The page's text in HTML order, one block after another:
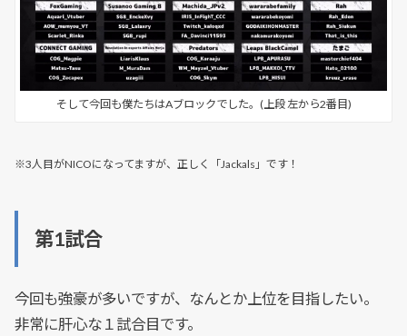
そして今回も僕たちはAブロックでした。(上段 左から2番目)
※3人目がNICOになってますが、正しく「Jackals」です！
第1試合
今回も強豪が多いですが、なんとか上位を目指したい。
非常に肝心な１試合目です。